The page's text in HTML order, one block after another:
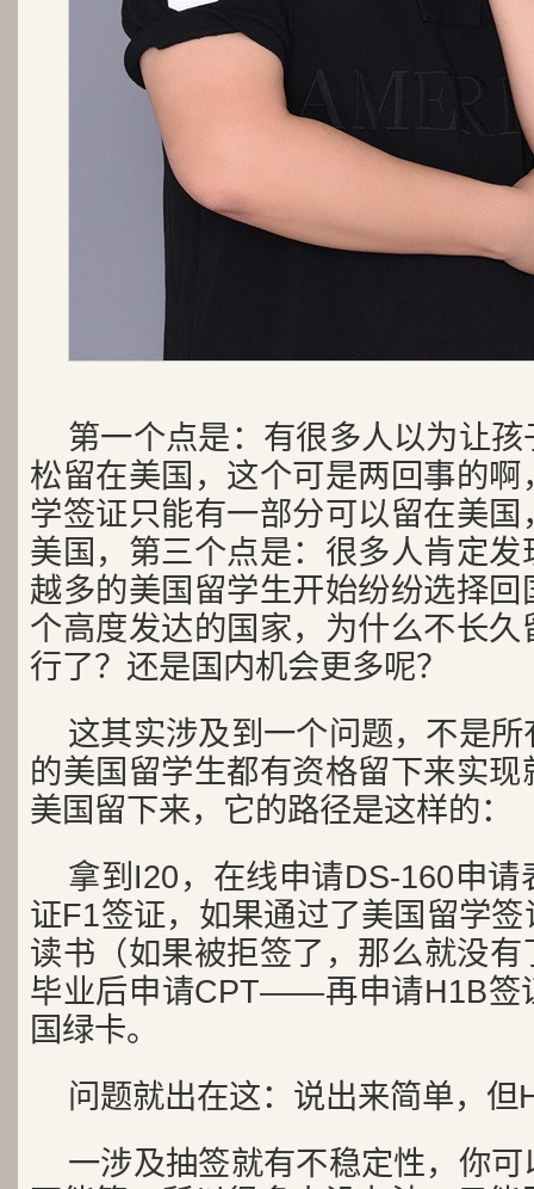
第一个点是：有很多人以为让
松留在美国，这个可是两回事的
学签证只能有一部分可以留在美
美国，第三个点是：很多人肯定
越多的美国留学生开始纷纷选择
个高度发达的国家，为什么不长
行了？还是国内机会更多呢？
这其实涉及到一个问题，不是
的美国留学生都有资格留下来实
美国留下来，它的路径是这样的：
拿到I20，在线申请DS-160申
证F1签证，如果通过了美国留学
读书（如果被拒签了，那么就没
毕业后申请CPT——再申请H1B
国绿卡。
问题就出在这：说出来简单，但
一涉及抽签就有不稳定性，你